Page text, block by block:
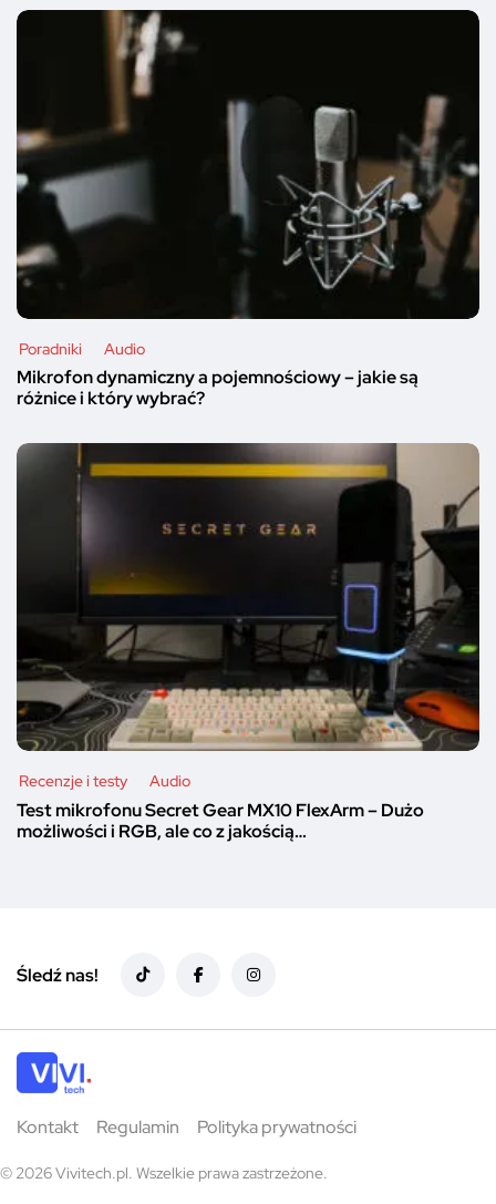
Poradniki Audio
Mikrofon dynamiczny a pojemnościowy – jakie są
różnice i który wybrać?
Recenzje i testy Audio
Test mikrofonu Secret Gear MX10 FlexArm – Dużo
możliwości i RGB, ale co z jakością…
Śledź nas!
Kontakt Regulamin Polityka prywatności
© 2026 Vivitech.pl. Wszelkie prawa zastrzeżone.